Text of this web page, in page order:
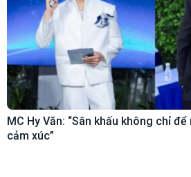
MC Hy Văn: “Sân khấu không chỉ
cảm xúc”